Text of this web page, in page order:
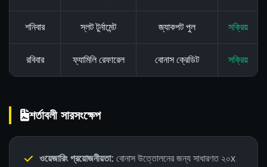
শনিবার স্লট টুর্নামেন্ট জ্যাকপট পুল সক্রিয়
রবিবার ফ্যামিলি রেফারেল বোনাস ক্রেডিট সক্রিয়
শর্তাবলী সারসংক্ষেপ
ওয়েজারিং প্রয়োজনীয়তা: বোনাস উত্তোলনের জন্য সাধারণত ২০x